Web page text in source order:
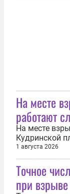
На месте
работают
На месте
Кудринской
следователи
комитета. Об
пресс-служба
Москве. В
1 августа 2026
Точное
при